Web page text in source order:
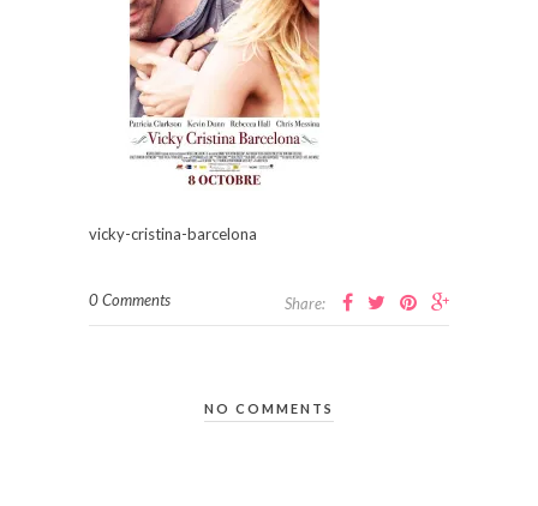
vicky-cristina-barcelona
0 Comments Share:
NO COMMENTS